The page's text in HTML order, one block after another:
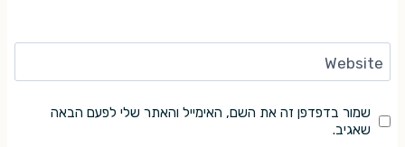
Website
שמור בדפדפן זה את השם, האימייל והאתר שלי לפעם הבאה
שאגיב.